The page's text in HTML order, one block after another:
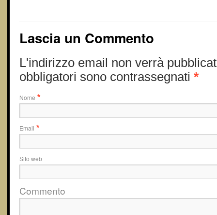
Lascia un Commento
L'indirizzo email non verrà
obbligatori sono contrassegnati *
Nome *
Email *
Sito web
Commento